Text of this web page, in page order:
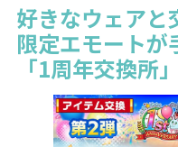
好きなウェアと
限定エモートが
「1周年交換所